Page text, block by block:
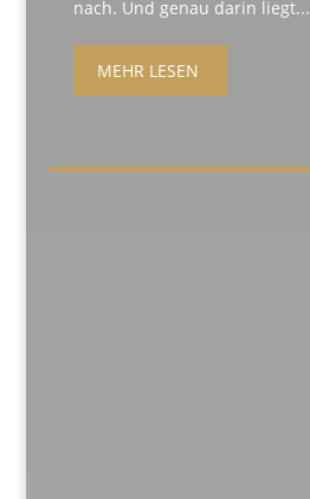
nach. Und genau darin liegt...
MEHR LESEN